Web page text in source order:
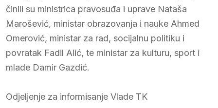
činili su ministrica pravosuđa i uprave Nataša
Marošević, ministar obrazovanja i nauke Ahmed
Omerović, ministar za rad, socijalnu politiku i
povratak Fadil Alić, te ministar za kulturu, sport i
mlade Damir Gazdić.
Odjeljenje za informisanje Vlade TK